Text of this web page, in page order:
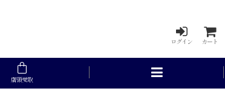
ログイン カート
店頭受取